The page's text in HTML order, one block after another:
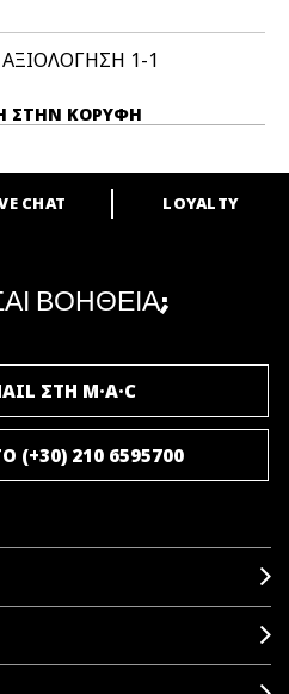
ΑΞΙΟΛΟΓΗΣΗ 1-1
ΣΤΗΝ ΚΟΡΥΦΉ
CHAT LOYALTY
ΒΟΗΘΕΙΑ;
ΣΤΗ M·A·C
(+30) 210 6595700